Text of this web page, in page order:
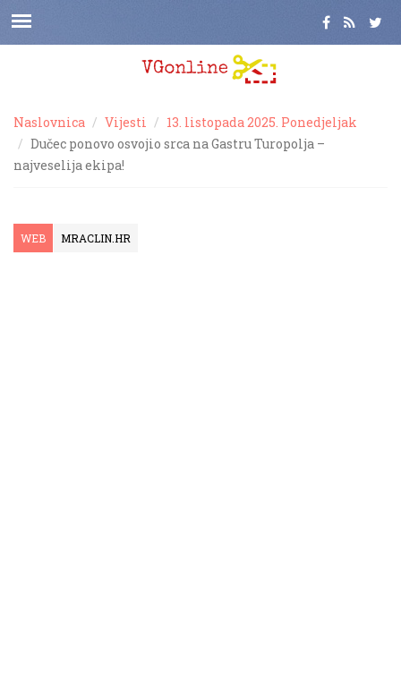
Naslovnica Vijesti
13. listopada 2025. Ponedjeljak
Dučec ponovo osvojio srca na Gastru Turopolja –
najveselija ekipa!
WEB MRACLIN.HR